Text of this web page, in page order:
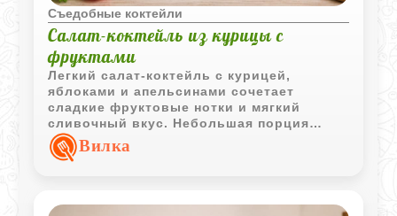
Съедобные коктейли
Салат-коктейль из курицы с
фруктами
Легкий салат-коктейль с курицей,
яблоками и апельсинами сочетает
сладкие фруктовые нотки и мягкий
сливочный вкус. Небольшая порция
такой закуски отлично подойдет для
праздничной подачи.
Вилка